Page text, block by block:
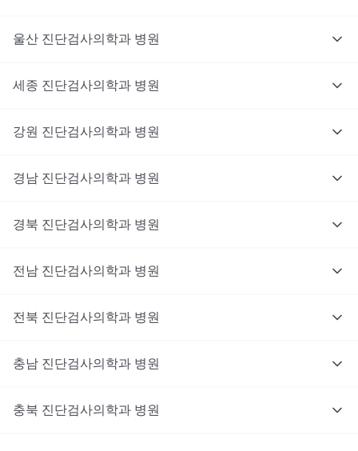
울산 진단검사의학과 병원
세종 진단검사의학과 병원
강원 진단검사의학과 병원
경남 진단검사의학과 병원
경북 진단검사의학과 병원
전남 진단검사의학과 병원
전북 진단검사의학과 병원
충남 진단검사의학과 병원
충북 진단검사의학과 병원
대기없이 진료를 받고 싶으신가요?